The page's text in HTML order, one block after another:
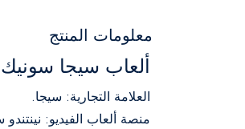
معلومات المنتج
ألعاب سيجا
العلامة التجارية: سيجا.
منصة ألعاب الفيديو: